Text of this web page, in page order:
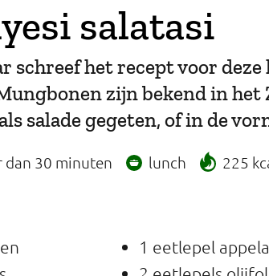
salatasi
schreef het recept voor deze
zijn bekend in het
salade gegeten, of in de
dan 30 minuten lunch 225
1 eetlepel